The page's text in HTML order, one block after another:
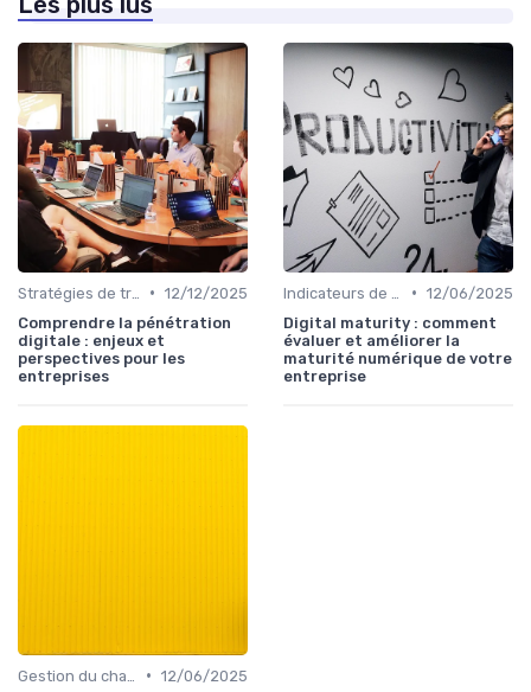
• 12/12/2025
Comprendre la pénétration
digitale : enjeux et
perspectives pour les
entreprises
• 12/06/2025
Digital maturity : comment
évaluer et améliorer la
maturité numérique de votre
entreprise
• 12/06/2025